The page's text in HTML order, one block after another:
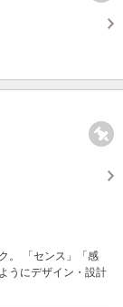
。 「センス」「感
うにデザイン・設計